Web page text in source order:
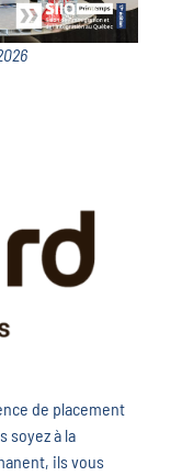
de placement
soyez à la
ils vous